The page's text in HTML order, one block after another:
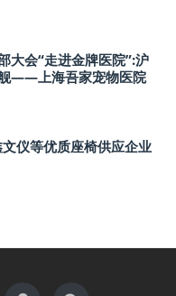
大会“走进金牌医院”:沪
——上海吾家宠物医院
仪等优质座椅供应企业